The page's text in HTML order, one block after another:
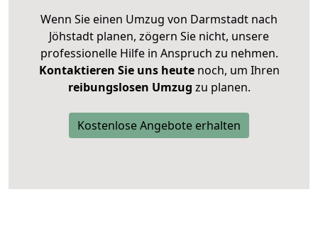
Wenn Sie einen Umzug von Darmstadt nach
Jöhstadt planen, zögern Sie nicht, unsere
professionelle Hilfe in Anspruch zu nehmen.
Kontaktieren Sie uns heutenoch, um Ihren
reibungslosen Umzug zu planen.
Kostenlose Angebote erhalten